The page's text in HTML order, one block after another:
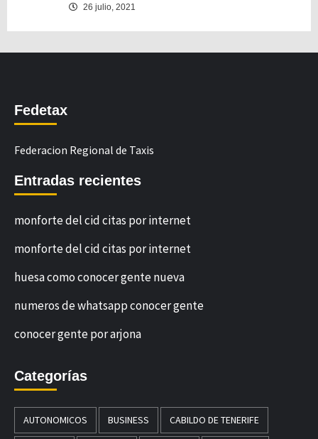
26 julio, 2021
Fedetax
Federacion Regional de Taxis
Entradas recientes
monforte del cid citas por internet
monforte del cid citas por internet
huesa como conocer gente nueva
numeros de whatsapp conocer gente
conocer gente por arjona
Categorías
AUTONOMICOS BUSINESS CABILDO DE TENERIFE